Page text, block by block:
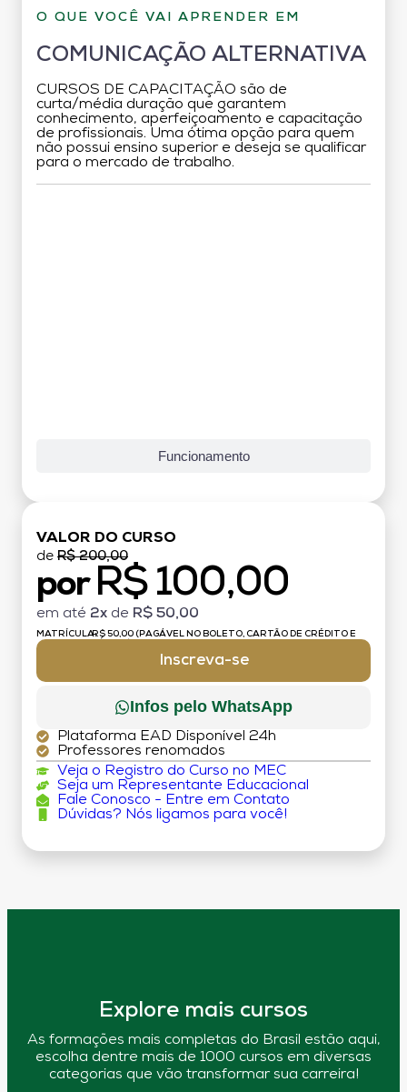
O QUE VOCÊ VAI APRENDER EM
COMUNICAÇÃO ALTERNATIVA
CURSOS DE CAPACITAÇÃO são de
curta/média duração que garantem
conhecimento, aperfeiçoamento e capacitação
de profissionais. Uma ótima opção para quem
não possui ensino superior e deseja se qualificar
para o mercado de trabalho.
Funcionamento
VALOR DO CURSO
de R$ 200,00
por R$ 100,00
em até 2x de R$ 50,00
MATRÍCULA:R$ 50,00 (PAGÁVEL NO BOLETO, CARTÃO DE CRÉDITO E
Inscreva-se
Infos pelo WhatsApp
Plataforma EAD Disponível 24h
Professores renomados
Veja o Registro do Curso no MEC
Seja um Representante Educacional
Fale Conosco - Entre em Contato
Dúvidas? Nós ligamos para você!
Explore mais cursos
As formações mais completas do Brasil estão aqui,
escolha dentre mais de 1000 cursos em diversas
categorias que vão transformar sua carreira!